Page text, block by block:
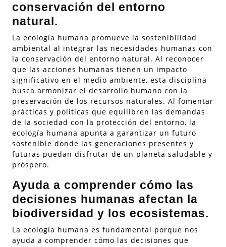
conservación del entorno
natural.
La ecología humana promueve la sostenibilidad
ambiental al integrar las necesidades humanas con
la conservación del entorno natural. Al reconocer
que las acciones humanas tienen un impacto
significativo en el medio ambiente, esta disciplina
busca armonizar el desarrollo humano con la
preservación de los recursos naturales. Al fomentar
prácticas y políticas que equilibren las demandas
de la sociedad con la protección del entorno, la
ecología humana apunta a garantizar un futuro
sostenible donde las generaciones presentes y
futuras puedan disfrutar de un planeta saludable y
próspero.
Ayuda a comprender cómo las
decisiones humanas afectan la
biodiversidad y los ecosistemas.
La ecología humana es fundamental porque nos
ayuda a comprender cómo las decisiones que